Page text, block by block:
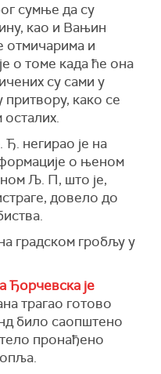
сумње да су
као и Вањин
отмичарима и
о томе када ће она
су сами у
притвору, како се
Ђ. негирао је на
о њеном
Љ. П, што је,
довело до
градском гробљу у
Ђорчевска је
трагао готово
било саопштено
пронађено